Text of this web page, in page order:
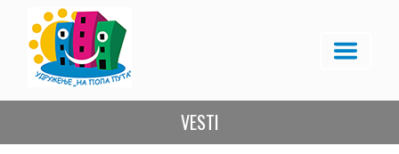
VESTI